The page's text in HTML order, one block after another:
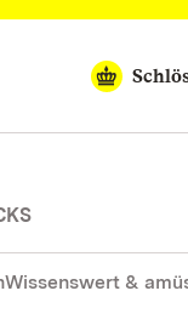
Wissenswert &